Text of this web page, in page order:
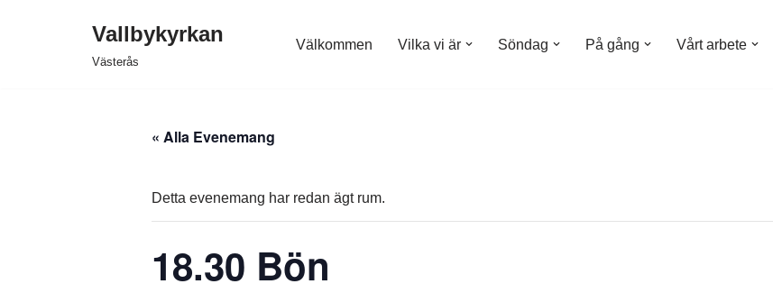
Vallbykyrkan
Västerås
Välkommen Vilka vi är Söndag På gång Vårt arbete
« Alla Evenemang
Detta evenemang har redan ägt rum.
18.30 Bön